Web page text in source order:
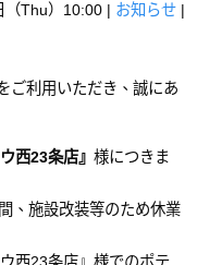
（Thu）10:00 | お知らせ|
ご利用いただき、誠にあ
ウ西23条店』様につきま
、施設改装等のため休業